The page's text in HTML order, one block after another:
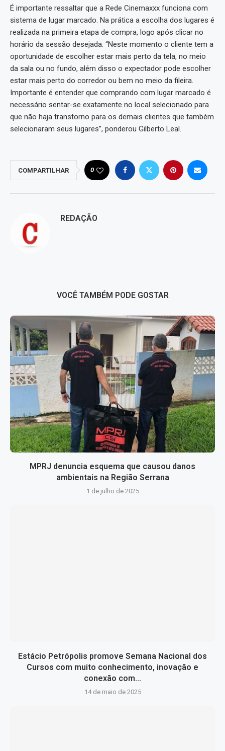
É importante ressaltar que a Rede Cinemaxxx funciona com
sistema de lugar marcado. Na prática a escolha dos lugares é
realizada na primeira etapa de compra, logo após clicar no
horário da sessão desejada. “Neste momento o cliente tem a
oportunidade de escolher estar mais perto da tela, no meio
da sala ou no fundo, além disso o expectador pode escolher
estar mais perto do corredor ou bem no meio da fileira.
Importante é entender que comprando com lugar marcado é
necessário sentar-se exatamente no local selecionado para
que não haja transtorno para os demais clientes que também
selecionaram seus lugares”, ponderou Gilberto Leal.
COMPARTILHAR 0
REDAÇÃO
VOCÊ TAMBÉM PODE GOSTAR
MPRJ denuncia esquema que causou danos
ambientais na Região Serrana
1 de julho de 2025
Estácio Petrópolis promove Semana Nacional dos
Cursos com muito conhecimento, inovação e
conexão com...
14 de maio de 2025